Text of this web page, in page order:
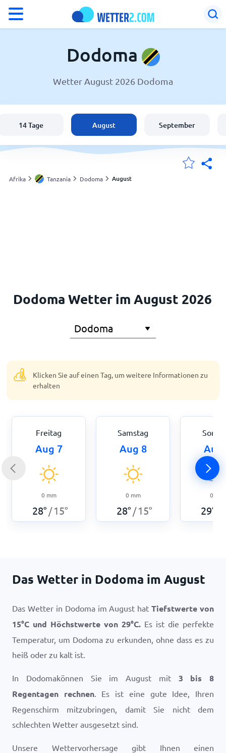
Wetter in Dodoma
Schweiz
Deutschland
Dodoma
Wetter August 2026 Dodoma
14 Tage August September
Afrika Tanzania Dodoma August
Dodoma Wetter im August 2026
Klicken Sie auf einen Tag, um weitere Informationen zu
erhalten
Freitag
Aug 7
0 mm
28° / 15°
Samstag
Aug 8
0 mm
28° / 15°
Aug
0
29°
Das Wetter in Dodoma im August
Das Wetter in Dodoma im August hatTiefstwerte von
15°C und Höchstwerte von 29°C. Es ist die perfekte
Temperatur, um Dodoma zu erkunden, ohne dass es zu
heiß oder zu kalt ist.
In Dodomakönnen Sie im August mit 3 bis 8
Regentagen rechnen. Es ist eine gute Idee, Ihren
Regenschirm mitzubringen, damit Sie nicht dem
schlechten Wetter ausgesetzt sind.
Unsere Wettervorhersage gibt Ihnen einen